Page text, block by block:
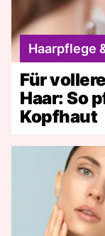
Haarpflege
Für
Haar: So
Kopfhaut